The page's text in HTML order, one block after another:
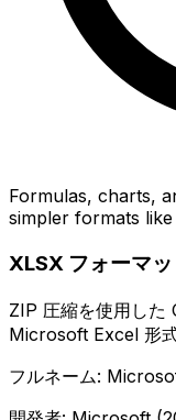
Formulas, charts,
simpler formats like
XLSX フォーマ
ZIP 圧縮を使用した
Microsoft Excel 形式
フルネーム: